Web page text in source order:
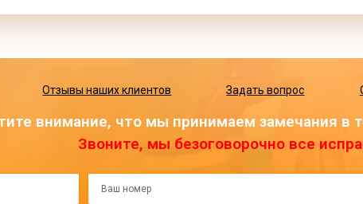
Отзывы наших клиентов Задать вопрос
внимание, что мы принимаем замечания в
Звоните, мы безоговорочно все